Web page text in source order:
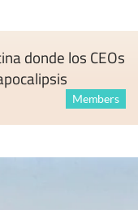
donde los CEOs
Members